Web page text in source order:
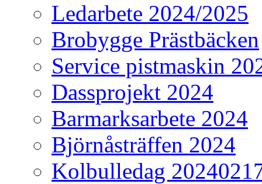
Ledarbete 2024/2025
Brobygge Prästbäcken
Service pistmaskin
Dassprojekt 2024
Barmarksarbete 2024
Björnåsträffen 2024
Kolbulledag